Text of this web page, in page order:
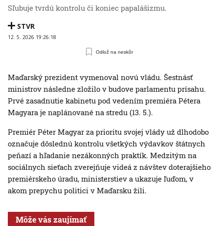
Sľubuje tvrdú kontrolu či koniec papalášizmu.
STVR
12. 5. 2026 19:26:18
Odlož na neskôr
Maďarský prezident vymenoval novú vládu. Šestnásť
ministrov následne zložilo v budove parlamentu prísahu.
Prvé zasadnutie kabinetu pod vedením premiéra Pétera
Magyara je naplánované na stredu (13. 5.).
Premiér Péter Magyar za prioritu svojej vlády už dlhodobo
označuje dôslednú kontrolu všetkých výdavkov štátnych
peňazí a hľadanie nezákonných praktík. Medzitým na
sociálnych sieťach zverejňuje videá z návštev doterajšieho
premiérskeho úradu, ministerstiev a ukazuje ľuďom, v
akom prepychu politici v Maďarsku žili.
Môže vás zaujímať